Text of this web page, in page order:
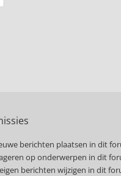
berichten plaatsen in dit
op onderwerpen in dit
berichten wijzigen in dit